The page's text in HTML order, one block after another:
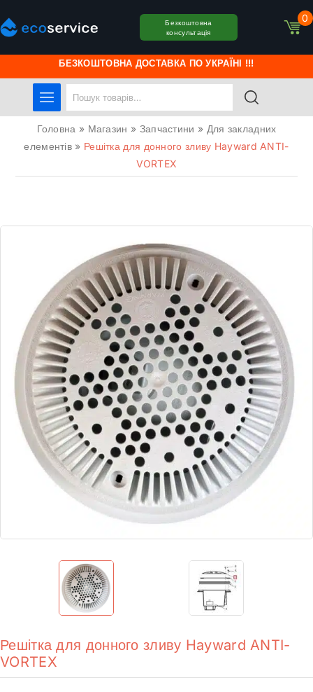
БЕЗКОШТОВНА ДОСТАВКА ПО УКРАЇНІ !!!
Безкоштовна
консультація
0
Головна » Магазин » Запчастини » Для закладних
елементів » Решітка для донного зливу Hayward ANTI-
VORTEX
Решітка для донного зливу Hayward ANTI-
VORTEX